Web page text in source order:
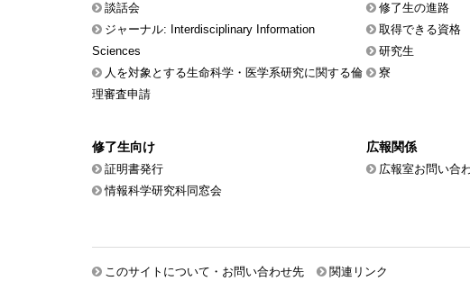
談話会
ジャーナル: Interdisciplinary Information
Sciences
人を対象とする生命科学・医学系研究に関する倫
理審査申請
修了生の進路
取得できる資格
研究生
寮
修了生向け
証明書発行
情報科学研究科同窓会
広報関係
広報室お問い合
このサイトについて・お問い合わせ先 関連リンク